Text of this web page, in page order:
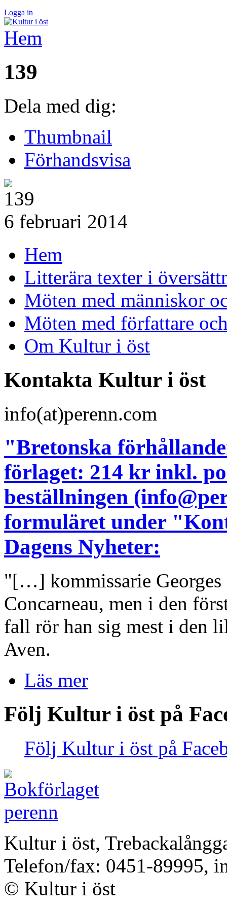
Logga in
Hem
139
Dela med dig:
Thumbnail
Förhandsvisa
6 februari 2014
Hem
Litterära texter i
Möten med människor
Möten med författare
Om Kultur i öst
Kontakta Kultur i öst
info(at)perenn.com
"Bretonska
förlaget: 214 kr inkl.
beställningen
formuläret under
Dagens Nyheter:
"[…] kommissarie Georges
Concarneau, men i den
fall rör han sig mest i den
Aven.
Läs mer
Följ Kultur i öst på
Följ Kultur i öst på
Kultur i öst,
Telefon/fax: 0451-89995,
© Kultur i öst